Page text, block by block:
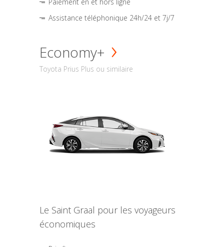
Assistance téléphonique 24h/24 et 7j/7
Economy+
Toyota Prius Plus ou similaire
Le Saint Graal pour les voyageurs
économiques